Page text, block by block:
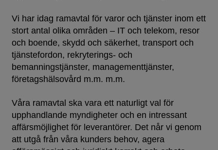
Vi har idag ramavtal för varor och tjänster inom ett
stort antal olika områden – IT och telekom, resor
och boende, skydd och säkerhet, transport och
tjänstefordon, rekryterings- och
bemanningstjänster, managementtjänster,
företagshälsovård m.m. m.m.
Våra ramavtal ska vara ett naturligt val för
upphandlande myndigheter och en intressant
affärsmöjlighet för leverantörer. Det når vi genom
att utgå från våra kunders behov, agera